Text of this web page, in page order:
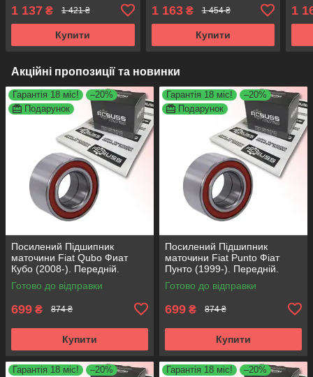
713615730 Німеччина!
1 137 ₴ 1 421 ₴
Купити
VKBA6785 , R151.58 ,
713668080 Німеччина!
1 163₴ 1 454 ₴
Купити
1
Акційні пропозиції та новинки
Гарантія 18 міс!
–20%
Подарунок
Посилений Підшипник
маточини Fiat Qubo Фиат
Кубо (2008-). Передній.
АКСУСС Корея! VKBA3538 ,
R158.44 , 713690750
Готово до відправки
699 ₴ 874 ₴
Купити
Гарантія 18 міс!
–20%
Подарунок
Посилений Підшипник
маточини Fiat Punto Фіат
Пунто (1999-). Передній.
АКСУСС Корея! VKBA3538 ,
R158.44 , 713690750
Готово до відправки
699 ₴ 874 ₴
Купити
Гарантія 18 міс!
–20%
Гарантія 18 міс!
–20%